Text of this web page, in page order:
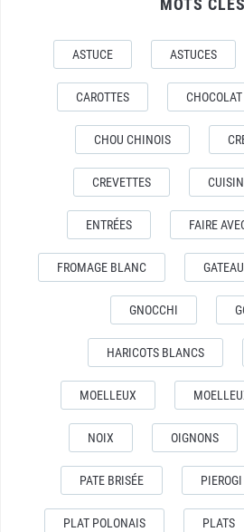
MOTS CLÉS
ASTUCE ASTUCES
CAROTTES CHOCOLAT
CHOU CHINOIS
CREVETTES
ENTRÉES FAIRE
FROMAGE BLANC GATEAU
GNOCCHI
HARICOTS BLANCS
MOELLEUX
NOIX OIGNONS
PATE BRISÉE PIEROGI
PLAT POLONAIS PLATS